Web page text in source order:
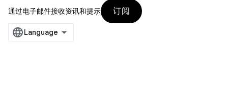
通过电子邮件接收资讯和提示
订阅